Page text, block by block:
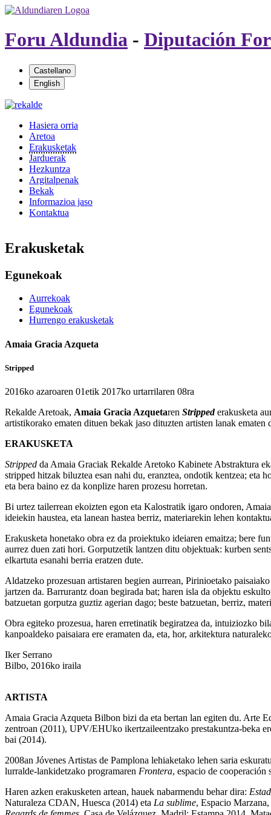
Foru Aldundia - Diputación
Hasiera orria
Aretoa
Erakusketak
Jarduerak
Hezkuntza
Argitalpenak
Bekak
Informazioa jaso
Kontaktua
Erakusketak
Egunekoak
Aurrekoak
Egunekoak
Hurrengo erakusketak
Amaia Gracia Azqueta
Stripped
2016ko azaroaren 01etik 2017ko urtarrilaren 08ra
Rekalde Aretoak, Amaia Gracia Azquetaren Stripped erakusketa
artistikorako ematen dituen bekak jaso dituzten artisten lanak ematen
ERAKUSKETA
Stripped da Amaia Graciak Rekalde Aretoko Kabinete Abstraktura
stripped hitzak biluztea esan nahi du, eranztea, ondotik kentzea;
eta bera baino ez da konplize haren prozesu horretan.
Bi urtez tailerrean ekoizten egon eta Kalostratik igaro ondoren,
ideiekin haustea, eta lanean hastea berriz, materiarekin lehen
Erakusketa honetako obra ez da proiektuko ideiaren emaitza; bere
aurrez duen zati hori. Gorputzetik lantzen ditu objektuak: kurben
elkartuta esanahi berria eratzen dute.
Aldatzeko prozesuan artistaren begien aurrean, Pirinioetako
jartzen da. Barrurantz doan begirada bat; haren isla da objektu
batzuetan gorputza guztiz agerian dago; beste batzuetan, berriz,
Obra egiteko prozesua, haren erretinatik begiratzea da, intuiziozko
kanpoaldeko paisaiara ere eramaten da, eta, hor, arkitektura
Iker Serrano
Bilbo, 2016ko iraila
ARTISTA
Amaia Gracia Azqueta Bilbon bizi da eta bertan lan egiten du. Arte
zentroan (2011), UPV/EHUko ikertzaileentzako prestakuntza-beka
bai (2014).
2008an Jóvenes Artistas de Pamplona lehiaketako lehen saria
lurralde-lankidetzako programaren Frontera, espacio de
Haren azken erakusketen artean, hauek nabarmendu behar dira:
Naturaleza CDAN, Huesca (2014) eta La sublime, Espacio